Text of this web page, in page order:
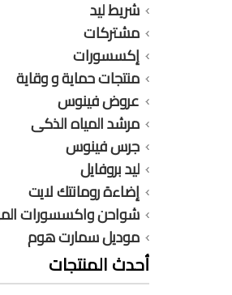
شريط ليد
مشتركات
إكسسورات
منتجات حماية و وقاية
عروض فينوس
مرشد المياه الذكى
جرس فينوس
ليد بروفايل
إضاءة رومانتك لايت
شواحن واكسسورات
موديل سمارت هوم
أحدث المنتجات